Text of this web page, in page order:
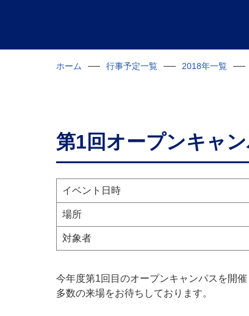
ホーム 行事予定一覧 2018年一覧
第1回オープンキャ
イベント日時
場所
対象者
今年度第1回目のオープンキャンパスを開催
多数の来場をお待ちしております。